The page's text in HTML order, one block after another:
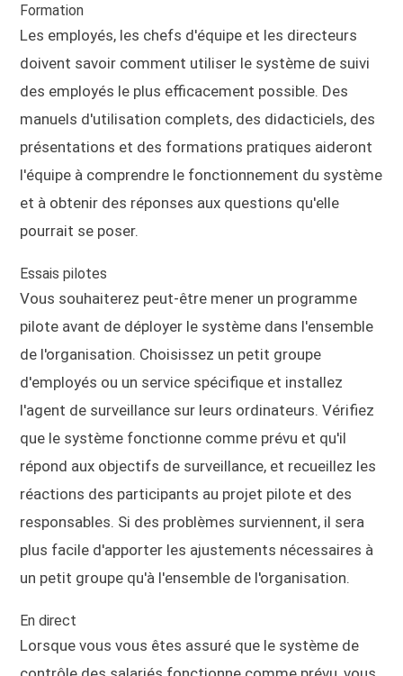
Formation
Les employés, les chefs d'équipe et les directeurs
doivent savoir comment utiliser le système de suivi
des employés le plus efficacement possible. Des
manuels d'utilisation complets, des didacticiels, des
présentations et des formations pratiques aideront
l'équipe à comprendre le fonctionnement du système
et à obtenir des réponses aux questions qu'elle
pourrait se poser.
Essais pilotes
Vous souhaiterez peut-être mener un programme
pilote avant de déployer le système dans l'ensemble
de l'organisation. Choisissez un petit groupe
d'employés ou un service spécifique et installez
l'agent de surveillance sur leurs ordinateurs. Vérifiez
que le système fonctionne comme prévu et qu'il
répond aux objectifs de surveillance, et recueillez les
réactions des participants au projet pilote et des
responsables. Si des problèmes surviennent, il sera
plus facile d'apporter les ajustements nécessaires à
un petit groupe qu'à l'ensemble de l'organisation.
En direct
Lorsque vous vous êtes assuré que le système de